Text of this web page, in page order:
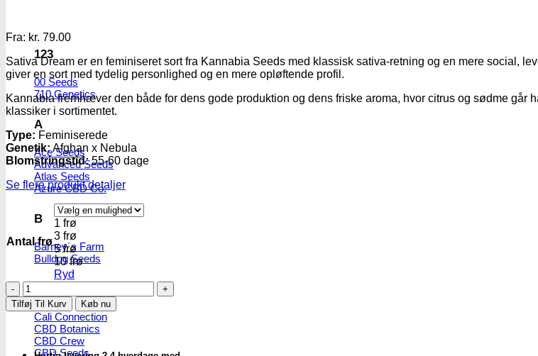
123
00 Seeds
710 Genetics
A
Ace Seeds
Advanced Seeds
Atlas Seeds
Azure CBD Co.
B
Barney´s Farm
Bulldog Seeds
Cali Connection
CBD Botanics
CBD Crew
CBD Seeds
Fra: kr. 79.00
Sativa Dream er en feminiseret sort fra Kannabia Seeds med klassisk sativa-retning og en mere social,
giver en sort med tydelig personlighed og en mere opløftende profil.
Kannabia fremhæver den både for dens gode produktion og dens friske aroma, hvor citrus og sødme
klassiker i sortimentet.
Type: Feminiserede
Genetik:Afghan x Nebula
Blomstringstid:55-60 dage
Se flere produkt detaljer
Antal frø
1 frø
3 frø
5 frø
10 frø
Ryd
Sativa
Dream
|
Feminiserede
skunkfrø
Tilføj Til Kurv Køb nu